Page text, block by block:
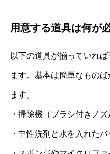
用意する道具は何が
以下の道具が揃っていれ
ます。基本は簡単なもの
ます。
・掃除機（ブラシ付きノズ
・中性洗剤と水を入れた